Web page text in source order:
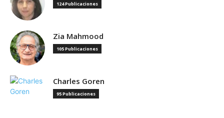
124 Publicaciones
Zia Mahmood
105 Publicaciones
Charles Goren
95 Publicaciones